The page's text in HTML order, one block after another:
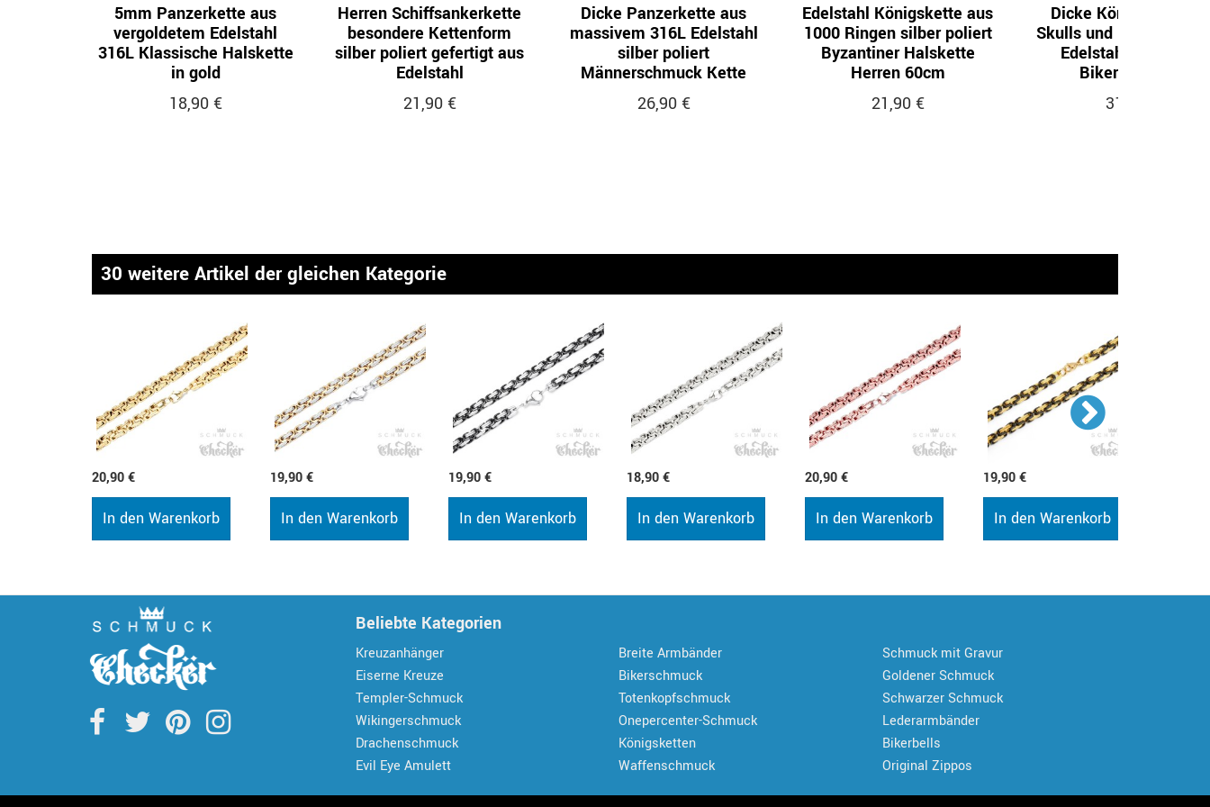
5mm Panzerkette aus
vergoldetem Edelstahl
316L Klassische Halskette
in gold
18,90 €
Herren Schiffsankerkette
besondere Kettenform
silber poliert gefertigt aus
Edelstahl
21,90 €
Dicke Panzerkette aus
massivem 316L Edelstahl
silber poliert
Männerschmuck Kette
26,90 €
Edelstahl Königskette aus
1000 Ringen silber poliert
Byzantiner Halskette
Herren 60cm
21,90 €
Dicke Königskette
Skulls und
Edelstahl Halskette
Bikerschmuck
31,90 €
30 weitere Artikel der gleichen Kategorie
20,90 €
In den Warenkorb
19,90 €
In den Warenkorb
19,90 €
In den Warenkorb
18,90 €
In den Warenkorb
20,90 €
In den Warenkorb
19,90 €
In den Warenkorb
Beliebte Kategorien
Kreuzanhänger
Eiserne Kreuze
Templer-Schmuck
Wikingerschmuck
Drachenschmuck
Evil Eye Amulett
Breite Armbänder
Bikerschmuck
Totenkopfschmuck
Onepercenter-Schmuck
Königsketten
Waffenschmuck
Schmuck mit Gravur
Goldener Schmuck
Schwarzer Schmuck
Lederarmbänder
Bikerbells
Original Zippos